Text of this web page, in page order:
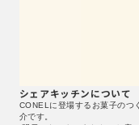
シェアキッチンについて
CONELに登場するお菓子のつ
介です。